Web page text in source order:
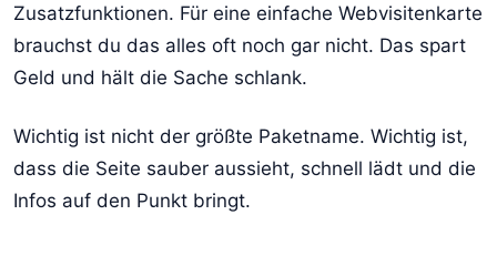
Zusatzfunktionen. Für eine einfache Webvisitenkarte
brauchst du das alles oft noch gar nicht. Das spart
Geld und hält die Sache schlank.
Wichtig ist nicht der größte Paketname. Wichtig ist,
dass die Seite sauber aussieht, schnell lädt und die
Infos auf den Punkt bringt.